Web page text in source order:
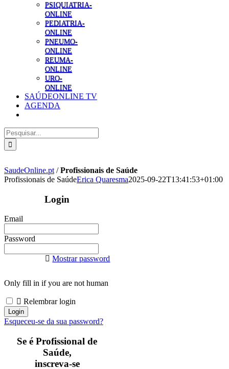
PSIQUIATRIA-
ONLINE
PEDIATRIA-
ONLINE
PNEUMO-
ONLINE
REUMA-
ONLINE
URO-
ONLINE
SAÚDEONLINE TV
AGENDA
Pesquisar
SaudeOnline.pt /Profissionais de Saúde
Profissionais de SaúdeErica Quaresma2025-09-22T13:41:53+01:00
Login
Email
Password
Mostrar password
Only fill in if you are not human
Relembrar login
Esqueceu-se da sua password?
Se é Profissional de
Saúde,
inscreva-se